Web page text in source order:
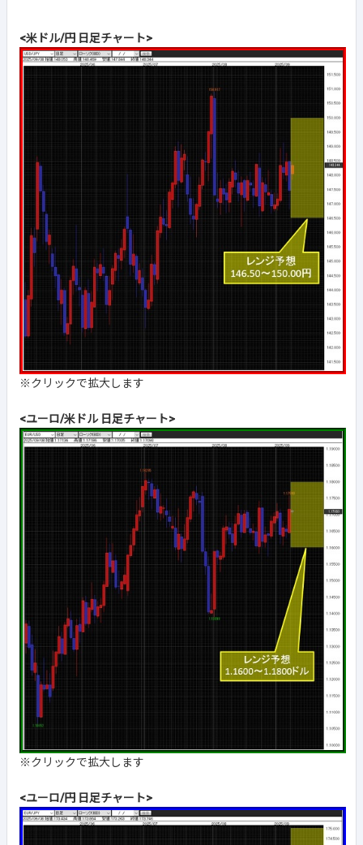
<米ドル/円 日足チャート>
※クリックで拡大します
<ユーロ/米ドル 日足チャート>
※クリックで拡大します
<ユーロ/円 日足チャート>